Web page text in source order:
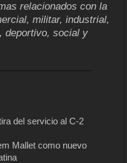
relacionados con la
militar, industrial,
deportivo, social y
del servicio al C-2
Mallet como nuevo